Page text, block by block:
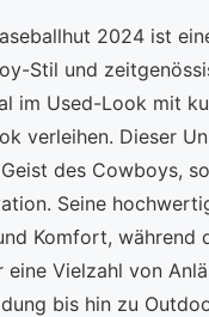
2024 ist
Stil und
im Used-Look mit
verleihen. Dieser
des Cowboys,
Seine
Komfort, während
Vielzahl von
bis hin zu